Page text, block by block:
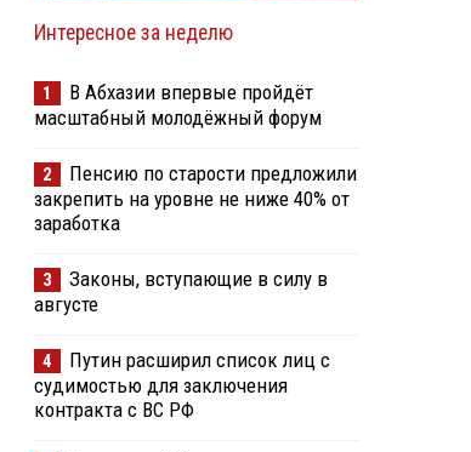
Интересное за неделю
1
В Абхазии впервые пройдёт
масштабный молодёжный форум
2
Пенсию по старости предложили
закрепить на уровне не ниже 40% от
заработка
3
Законы, вступающие в силу в
августе
4
Путин расширил список лиц с
судимостью для заключения
контракта с ВС РФ